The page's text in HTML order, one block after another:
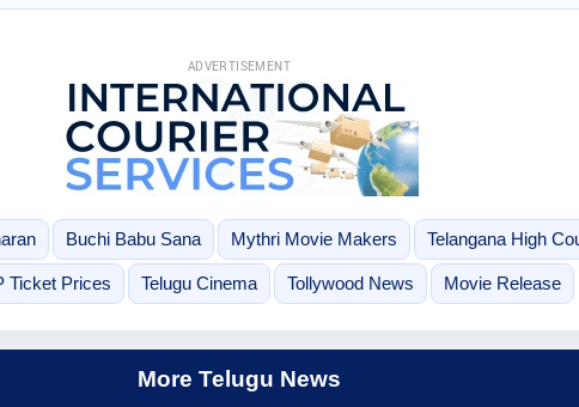
ADVERTISEMENT
Buchi Babu Sana Mythri Movie Makers Telangana High
Ticket Prices Telugu Cinema Tollywood News Movie Release
More Telugu News